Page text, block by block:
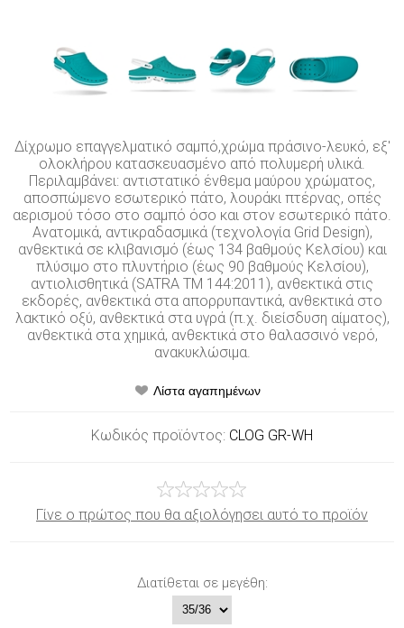
Δίχρωμο επαγγελματικό σαμπό,χρώμα πράσινο-λευκό, εξ'
ολοκλήρου κατασκευασμένο από πολυμερή υλικά.
Περιλαμβάνει: αντιστατικό ένθεμα μαύρου χρώματος,
αποσπώμενο εσωτερικό πάτο, λουράκι πτέρνας, οπές
αερισμού τόσο στο σαμπό όσο και στον εσωτερικό πάτο.
Ανατομικά, αντικραδασμικά (τεχνολογία Grid Design),
ανθεκτικά σε κλιβανισμό (έως 134 βαθμούς Κελσίου) και
πλύσιμο στο πλυντήριο (έως 90 βαθμούς Κελσίου),
αντιολισθητικά (SATRA TM 144:2011), ανθεκτικά στις
εκδορές, ανθεκτικά στα απορρυπαντικά, ανθεκτικά στο
λακτικό οξύ, ανθεκτικά στα υγρά (π.χ. διείσδυση αίματος),
ανθεκτικά στα χημικά, ανθεκτικά στο θαλασσινό νερό,
ανακυκλώσιμα.
Κωδικός προϊόντος: CLOG GR-WH
Γίνε ο πρώτος που θα αξιολόγησει αυτό το προϊόν
Διατίθεται σε μεγέθη: